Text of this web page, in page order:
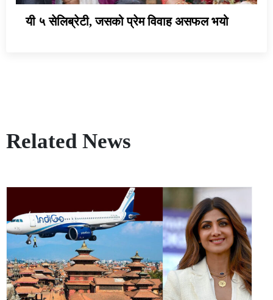
यी ५ सेलिब्रेटी, जसको प्रेम विवाह असफल भयो
Related News